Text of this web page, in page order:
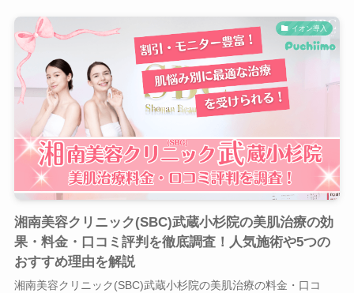
イオン導入
湘南美容クリニック(SBC)武蔵小杉院の美肌治療の効
果・料金・口コミ評判を徹底調査！人気施術や5つの
おすすめ理由を解説
湘南美容クリニック(SBC)武蔵小杉院の美肌治療の料金・口コ